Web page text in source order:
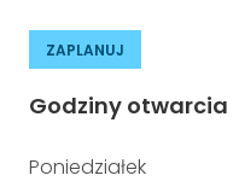
ZAPLANUJ
Godziny otwarcia
Poniedziałek